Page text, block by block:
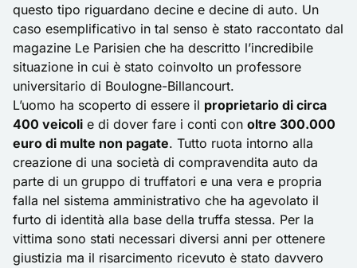
questo tipo riguardano decine e decine di auto. Un
caso esemplificativo in tal senso è stato raccontato dal
magazine Le Parisien che ha descritto l’incredibile
situazione in cui è stato coinvolto un professore
universitario di Boulogne-Billancourt.
L’uomo ha scoperto di essere il proprietario di circa
400 veicoli e di dover fare i conti con oltre 300.000
euro di multe non pagate. Tutto ruota intorno alla
creazione di una società di compravendita auto da
parte di un gruppo di truffatori e una vera e propria
falla nel sistema amministrativo che ha agevolato il
furto di identità alla base della truffa stessa. Per la
vittima sono stati necessari diversi anni per ottenere
giustizia ma il risarcimento ricevuto è stato davvero